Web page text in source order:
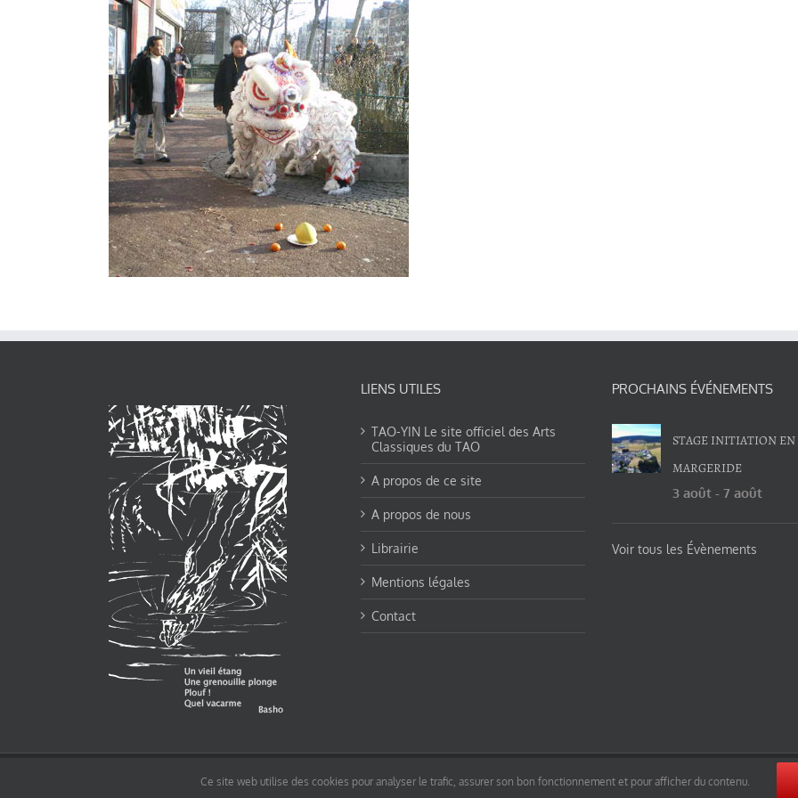
LIENS UTILES
TAO-YIN Le site officiel des Arts
Classiques du TAO
A propos de ce site
A propos de nous
Librairie
Mentions légales
Contact
PROCHAINS ÉVÉNEMENTS
STAGE INITIATION EN
MARGERIDE
3 août -7 août
Voir tous les Évènements
pages non comprise par cette licence).Ce site web utilise des cookies pour analyser le trafic, assurer son bon fonctionnement et pour afficher du contenu.